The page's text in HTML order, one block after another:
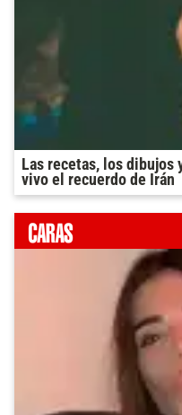
Las recetas, los dibujos
vivo el recuerdo de Irán